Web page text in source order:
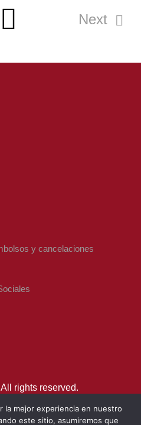
Next
y cancelaciones
All rights reserved.
la mejor experiencia en nuestro
este sitio, asumiremos que